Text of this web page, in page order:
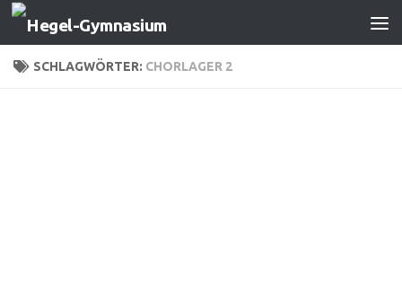
Zum Inhalt springen
SCHLAGWÖRTER: CHORLAGER 2